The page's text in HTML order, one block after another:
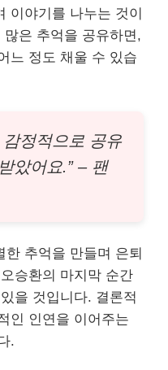
이야기를 나누는 것이
은 추억을 공유하면,
느 정도 채울 수 있습
정적으로 공유
았어요.” – 팬
추억을 만들며 은퇴
승환의 마지막 순간
을 것입니다. 결론적
인 인연을 이어주는
.